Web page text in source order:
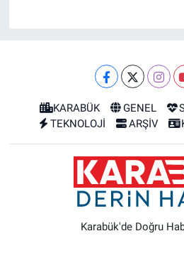
KARABÜK GENEL
TEKNOLOJİ
ARŞİV
Karabük'de Doğru